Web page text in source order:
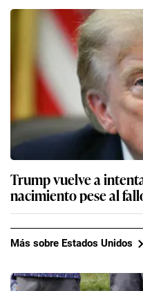
Trump vuelve a
nacimiento pese al
Más sobre Estados Unidos